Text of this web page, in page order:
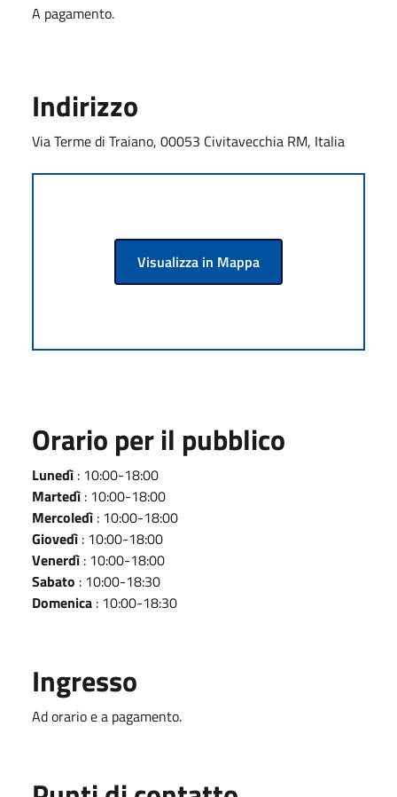
A pagamento.
Indirizzo
Via Terme di Traiano, 00053 Civitavecchia RM, Italia
Visualizza in Mappa
Orario per il pubblico
Lunedì : 10:00-18:00
Martedì : 10:00-18:00
Mercoledì : 10:00-18:00
Giovedì : 10:00-18:00
Venerdì : 10:00-18:00
Sabato : 10:00-18:30
Domenica : 10:00-18:30
Ingresso
Ad orario e a pagamento.